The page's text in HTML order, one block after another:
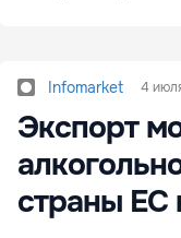
Infomarket 4
Экспорт
страны ЕС